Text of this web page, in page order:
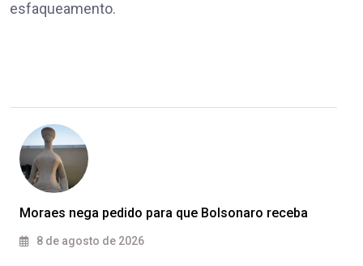
esfaqueamento.
Moraes nega pedido para que Bolsonaro receba
8 de agosto de 2026